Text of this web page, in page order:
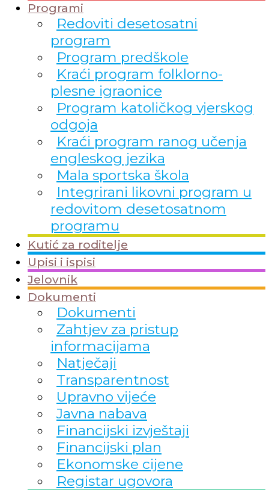
Programi
Redoviti desetosatni
program
Program predškole
Kraći program folklorno-
plesne igraonice
Program katoličkog vjerskog
odgoja
Kraći program ranog učenja
engleskog jezika
Mala sportska škola
Integrirani likovni program u
redovitom desetosatnom
programu
Kutić za roditelje
Upisi i ispisi
Jelovnik
Dokumenti
Dokumenti
Zahtjev za pristup
informacijama
Natječaji
Transparentnost
Upravno vijeće
Javna nabava
Financijski izvještaji
Financijski plan
Ekonomske cijene
Registar ugovora